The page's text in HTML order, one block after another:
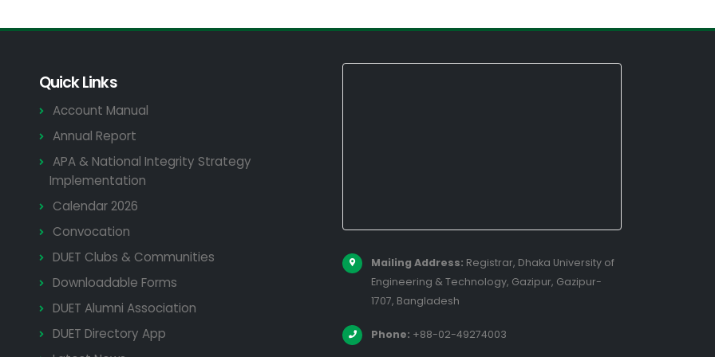
Quick Links
Account Manual
Annual Report
APA & National Integrity Strategy
Implementation
Calendar 2026
Convocation
DUET Clubs & Communities
Downloadable Forms
DUET Alumni Association
DUET Directory App
Mailing Address: Registrar, Dhaka University of
Engineering & Technology, Gazipur, Gazipur-
1707, Bangladesh
Phone: +88-02-49274003